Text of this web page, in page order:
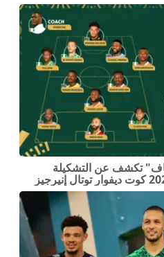
تكشف عن التشكيلة